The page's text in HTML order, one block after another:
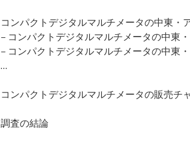
コンパクトデジタルマルチメータの中東・
– コンパクトデジタルマルチメータの中東
– コンパクトデジタルマルチメータの中東
…
コンパクトデジタルマルチメータの販売チ
調査の結論